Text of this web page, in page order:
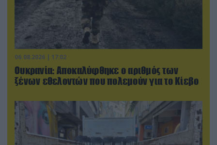
06.08.2026 | 17:02
Ουκρανία: Αποκαλύφθηκε ο αριθμός των
ξένων εθελοντών που πολεμούν για το Κίεβο